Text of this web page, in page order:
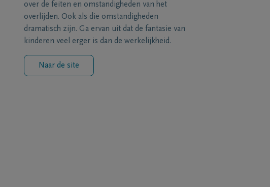
over de feiten en omstandigheden van het
overlijden. Ook als die omstandigheden
dramatisch zijn. Ga ervan uit dat de fantasie van
kinderen veel erger is dan de werkelijkheid.
Naar de site